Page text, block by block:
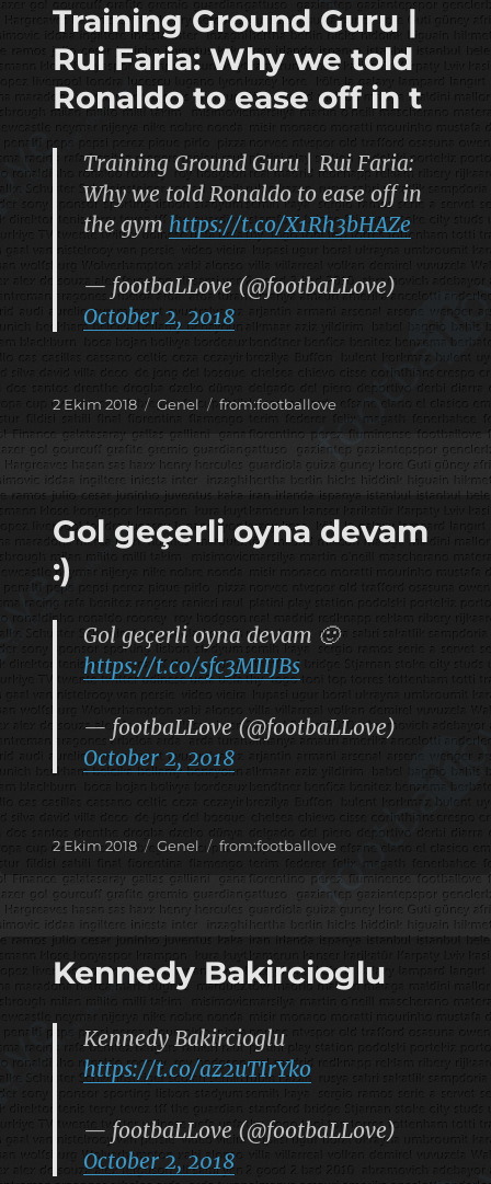
Training Ground Guru |
Rui Faria: Why we told
Ronaldo to ease off in t
Training Ground Guru | Rui Faria:
Why we told Ronaldo to ease off in
the gym https://t.co/X1Rh3bHAZe
— footbaLLove (@footbaLLove)
October 2, 2018
Yayın
2 Ekim 2018 Kategoriler
Genel Etiketler
from:footballove
Gol geçerli oyna devam
:)
Gol geçerli oyna devam 🙂
https://t.co/sfc3MIIJBs
— footbaLLove (@footbaLLove)
October 2, 2018
Yayın
2 Ekim 2018 Kategoriler
Genel Etiketler
from:footballove
Kennedy Bakircioglu
Kennedy Bakircioglu
https://t.co/az2uTIrYko
— footbaLLove (@footbaLLove)
October 2, 2018